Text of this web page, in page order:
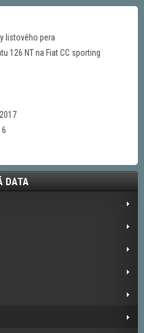
listového pera
126 NT na Fiat CC sporting
DATA